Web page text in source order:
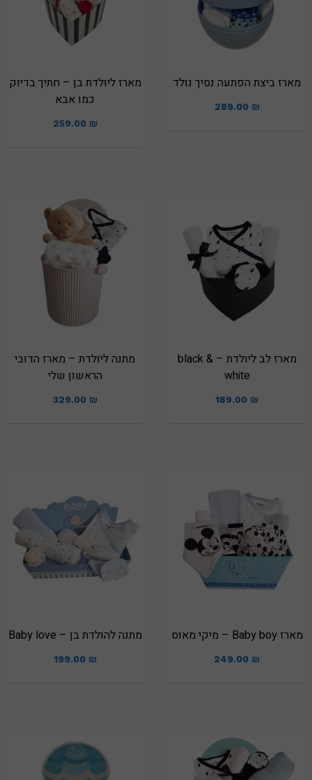
מארז ביצת הפתעה נסיך נולד
289.00 ₪
מארז ליולדת בן – חתיך בדיוק
כמו אבא
259.00 ₪
מארז לב ליולדת – black &
white
189.00 ₪
מתנה ליולדת – מארז הדובי
הראשון שלי
329.00 ₪
מארז Baby boy – מיקי מאוס
249.00 ₪
מתנה להולדת בן – Baby love
199.00 ₪